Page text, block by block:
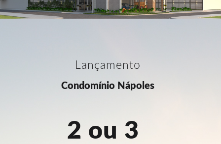
Lançamento
Condomínio Nápoles
2 ou 3